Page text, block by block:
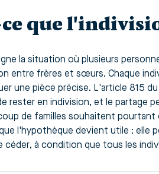
que
la situation où plusieurs
entre frères et sœurs. Chaque
une pièce précise. L'article 815
rester en indivision, et le partage
de familles souhaitent
l'hypothèque devient utile : elle
céder, à condition que tous les